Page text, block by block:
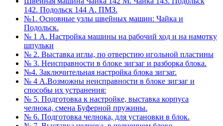
142. Подольск 144 А. ПМЗ.
№1. Основные узлы швейных машин: Чайка и
Подольск.
№ 1 А. Настройка машины на рабочий ход и на намотку
шпульки
№ 2. Выставка иглы, по отверстию игольной пластины
№ 3. Неисправности в блоке зигзаг и разборка блока.
№4. Заключительная настройка блока зигзаг.
№ 4 А.Возможны неисправности в блоке зигзаг и
способы их устранения:
№ 5. Подготовка к настройке, выставка корпуса
челнока, смена Буферной пружины.
№ 6. Подготовка челнока, для установки в блок.